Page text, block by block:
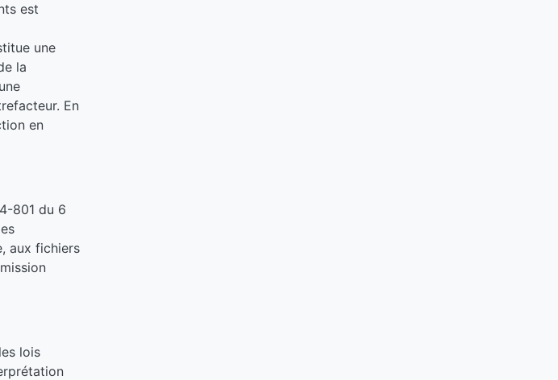
est
une
la
En
en
801 du 6
aux fichiers
lois